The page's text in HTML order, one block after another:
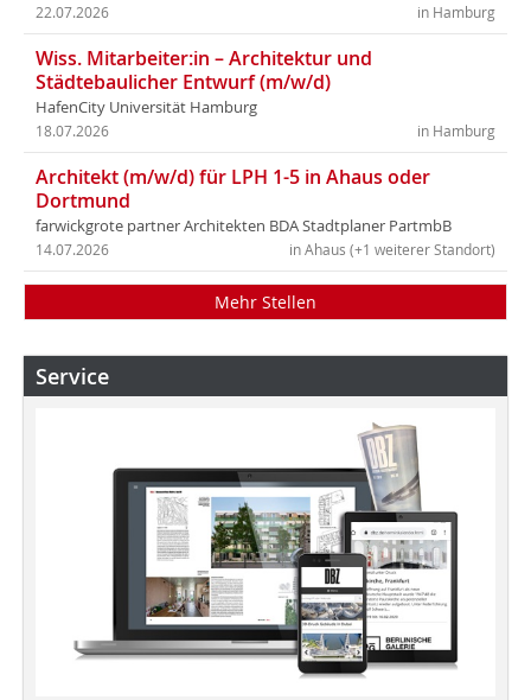
in Hamburg
22.07.2026
Wiss. Mitarbeiter:in – Architektur und
Städtebaulicher Entwurf (m/w/d)
HafenCity Universität Hamburg
in Hamburg
18.07.2026
Architekt (m/w/d) für LPH 1-5 in Ahaus oder
Dortmund
farwickgrote partner Architekten BDA Stadtplaner PartmbB
in Ahaus (+1 weiterer Standort)
14.07.2026
Mehr Stellen
Service